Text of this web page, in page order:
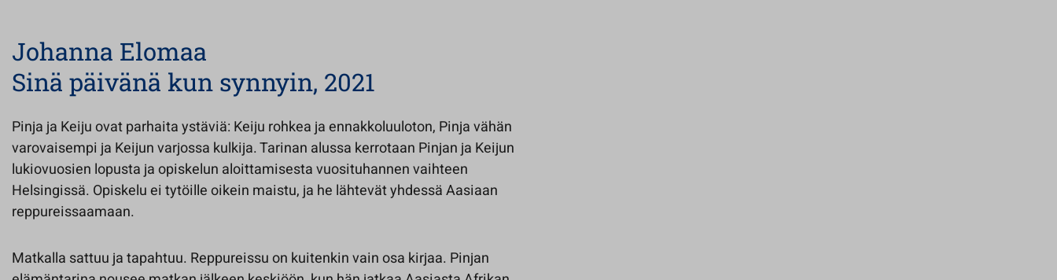
Johanna Elomaa
Sinä päivänä kun synnyin, 2021
Pinja ja Keiju ovat parhaita ystäviä: Keiju rohkea ja ennakkoluuloton, Pinja vähän
varovaisempi ja Keijun varjossa kulkija. Tarinan alussa kerrotaan Pinjan ja Keijun
lukiovuosien lopusta ja opiskelun aloittamisesta vuosituhannen vaihteen
Helsingissä. Opiskelu ei tytöille oikein maistu, ja he lähtevät yhdessä Aasiaan
reppureissaamaan.
Matkalla sattuu ja tapahtuu. Reppureissu on kuitenkin vain osa kirjaa. Pinjan